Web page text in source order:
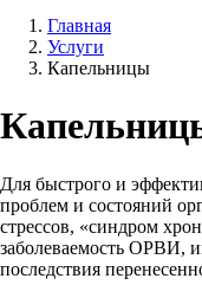
Главная
Услуги
Капельницы
Для быстрого и
проблем и состояний
стрессов, «синдром
заболеваемость ОРВИ,
последствия